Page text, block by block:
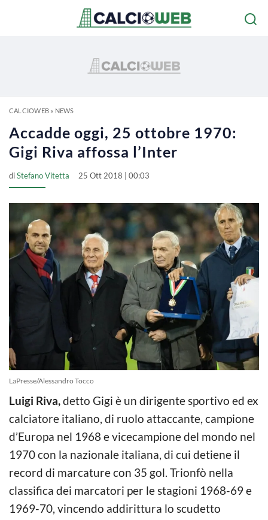
CALCIOWEB» NEWS
Accadde oggi, 25 ottobre 1970:
Gigi Riva affossa l’Inter
diStefano Vitetta 25 Ott 2018 | 00:03
LaPresse/Alessandro Tocco
Luigi Riva,detto Gigi è un dirigente sportivo ed ex
calciatore italiano, di ruolo attaccante, campione
d’Europa nel 1968 e vicecampione del mondo nel
1970 con la nazionale italiana, di cui detiene il
record di marcature con 35 gol. Trionfò nella
classifica dei marcatori per le stagioni 1968-69 e
1969-70, vincendo addirittura lo scudetto